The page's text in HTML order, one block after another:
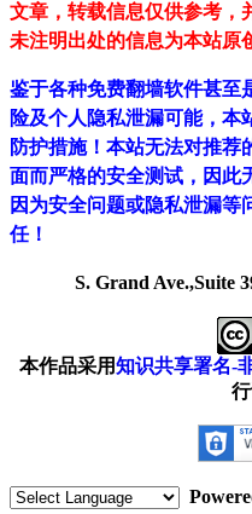
文章，转载信息仅供参考，
未注明出处的信息为本站原
鉴于各种免费翻墙软件甚至
险及个人隐私泄漏可能，本
防护措施！本站无法对推荐
面而严格的安全测试，因此
因为安全问题或隐私泄漏等
任！
S. Grand Ave.,Suite
本作品采用知识共享署名-
行